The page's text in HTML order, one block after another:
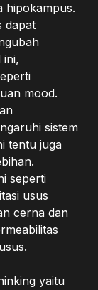
hipokampus.
dapat
ini,
mood.
sistem
tentu juga
seperti
usus
cerna dan
yaitu